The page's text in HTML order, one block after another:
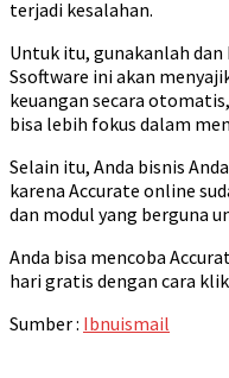
terjadi kesalahan.
Untuk itu, gunakanlah dan
Ssoftware ini akan
keuangan secara
bisa lebih fokus dalam
Selain itu, Anda bisnis
karena Accurate online
dan modul yang berguna
Anda bisa mencoba
hari gratis dengan cara
Sumber : Ibnuismail